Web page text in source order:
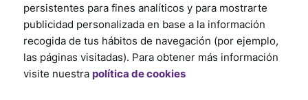
persistentes para fines analíticos y para mostrarte
publicidad personalizada en base a la información
recogida de tus hábitos de navegación (por ejemplo,
las páginas visitadas). Para obtener más información
visite nuestra política de cookies